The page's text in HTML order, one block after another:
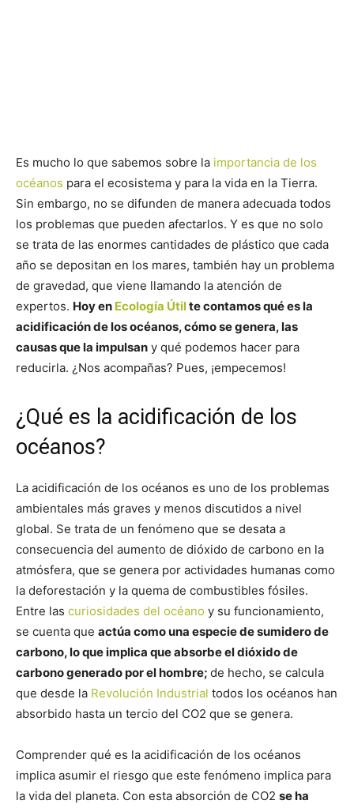
Es mucho lo que sabemos sobre la importancia de los
océanos para el ecosistema y para la vida en la Tierra.
Sin embargo, no se difunden de manera adecuada todos
los problemas que pueden afectarlos. Y es que no solo
se trata de las enormes cantidades de plástico que cada
año se depositan en los mares, también hay un problema
de gravedad, que viene llamando la atención de
expertos. Hoy en Ecología Útilte contamos qué es la
acidificación de los océanos, cómo se genera, las
causas que la impulsan y qué podemos hacer para
reducirla. ¿Nos acompañas? Pues, ¡empecemos!
¿Qué es la acidificación de los
océanos?
La acidificación de los océanos es uno de los problemas
ambientales más graves y menos discutidos a nivel
global. Se trata de un fenómeno que se desata a
consecuencia del aumento de dióxido de carbono en la
atmósfera, que se genera por actividades humanas como
la deforestación y la quema de combustibles fósiles.
Entre las curiosidades del océano y su funcionamiento,
se cuenta que actúa como una especie de sumidero de
carbono, lo que implica que absorbe el dióxido de
carbono generado por el hombre; de hecho, se calcula
que desde la Revolución Industrial todos los océanos han
absorbido hasta un tercio del CO2 que se genera.
Comprender qué es la acidificación de los océanos
implica asumir el riesgo que este fenómeno implica para
la vida del planeta. Con esta absorción de CO2 se ha